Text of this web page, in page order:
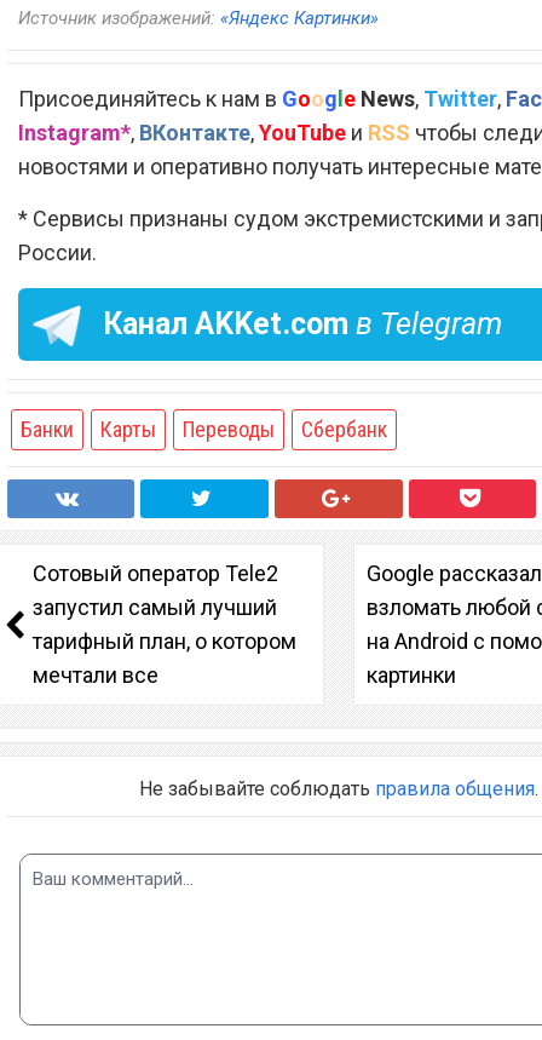
Источник изображений: «Яндекс Картинки»
Присоединяйтесь к нам в Goog e News, Twitter,
Instagram*, ВКонтакте,YouTube и RSS чтобы
новостями и оперативно получать интересные
* Сервисы признаны судом экстремистскими и
России.
Канал AKKet.com в Telegram
Банки Карты Переводы Сбербанк
Сотовый оператор Tele2
запустил самый лучший
тарифный план, о котором
мечтали все
Google
взломать любой
на Android с
картинки
Не забывайте соблюдать правила общения.